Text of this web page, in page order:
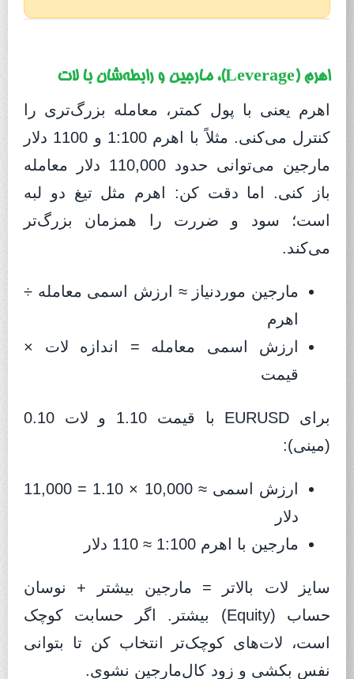
اهرم (Leverage)، مارجین و رابطه‌شان با لات
اهرم یعنی با پول کمتر، معامله بزرگ‌تری را
کنترل می‌کنی. مثلاً با اهرم 1:100 و 1100 دلار
مارجین می‌توانی حدود 110,000 دلار معامله
باز کنی. اما دقت کن: اهرم مثل تیغ دو لبه
است؛ سود و ضررت را همزمان بزرگ‌تر
می‌کند.
مارجین موردنیاز ≈ ارزش اسمی معامله ÷
اهرم
ارزش اسمی معامله = اندازه لات ×
قیمت
برای EURUSD با قیمت 1.10 و لات 0.10
(مینی):
ارزش اسمی ≈ 10,000 × 1.10 = 11,000
دلار
مارجین با اهرم 1:100 ≈ 110 دلار
سایز لات بالاتر = مارجین بیشتر + نوسان
حساب (Equity) بیشتر. اگر حسابت کوچک
است، لات‌های کوچک‌تر انتخاب کن تا بتوانی
نفس بکشی و زود کال‌مارجین نشوی.